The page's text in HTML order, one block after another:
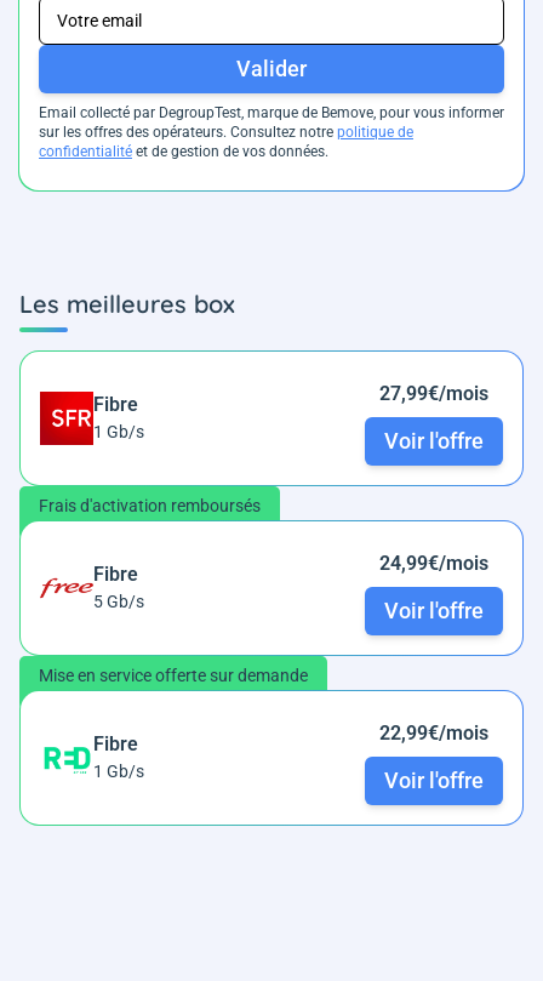
Valider
Email collecté par DegroupTest, marque de Bemove, pour vous informer
sur les offres des opérateurs. Consultez notre politique de
confidentialité et de gestion de vos données.
Les meilleures box
Fibre
1 Gb/s
27,99€/mois
Voir l'offre
Frais d'activation remboursés
Fibre
5 Gb/s
24,99€/mois
Voir l'offre
Mise en service offerte sur demande
Fibre
1 Gb/s
22,99€/mois
Voir l'offre